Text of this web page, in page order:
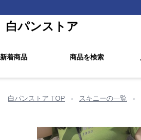
白パンストア
新着商品 商品を検索
白パンストア TOP › スキニーの一覧 ›